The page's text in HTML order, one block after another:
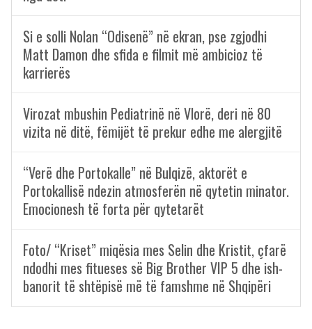
Si e solli Nolan “Odisenë” në ekran, pse zgjodhi
Matt Damon dhe sfida e filmit më ambicioz të
karrierës
Virozat mbushin Pediatrinë në Vlorë, deri në 80
vizita në ditë, fëmijët të prekur edhe me alergjitë
“Verë dhe Portokalle” në Bulqizë, aktorët e
Portokallisë ndezin atmosferën në qytetin minator.
Emocionesh të forta për qytetarët
Foto/ “Kriset” miqësia mes Selin dhe Kristit, çfarë
ndodhi mes fitueses së Big Brother VIP 5 dhe ish-
banorit të shtëpisë më të famshme në Shqipëri